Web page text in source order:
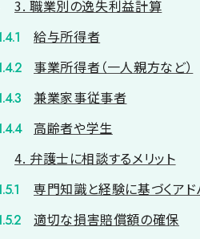
3. 職業別の逸失利益計算
給与所得者
事業所得者（一人親方など）
兼業家事従事者
高齢者や学生
4. 弁護士に相談するメリット
専門知識と経験に基づくアド
適切な損害賠償額の確保